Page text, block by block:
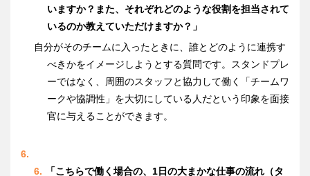
いますか？また、それぞれどのような役割を担当されて
いるのか教えていただけますか？」
自分がそのチームに入ったときに、誰とどのように連携す
べきかをイメージしようとする質問です。スタンドプレ
ーではなく、周囲のスタッフと協力して働く「チームワ
ークや協調性」を大切にしている人だという印象を面接
官に与えることができます。
「こちらで働く場合の、1日の大まかな仕事の流れ（タ